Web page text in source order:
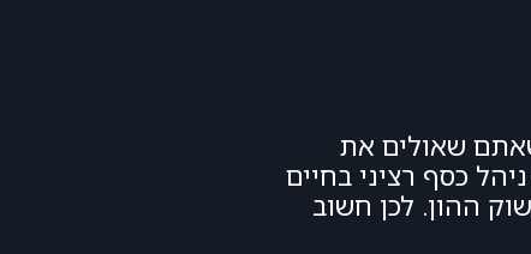
שאולים את
כסף רציני בחיים
ההון. לכן חשוב